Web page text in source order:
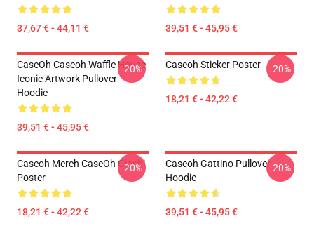
37,67 € - 44,11 € 39,51 € - 45,95 €
CaseOh Caseoh Waffle House
Iconic Artwork Pullover
Hoodie
39,51 € - 45,95 €
-20% Caseoh Sticker Poster
18,21 € - 42,22 €
-20%
Caseoh Merch CaseOh Giochi
Poster
18,21 € - 42,22 €
-20%
Caseoh Gattino Pullover
Hoodie
39,51 € - 45,95 €
-20%